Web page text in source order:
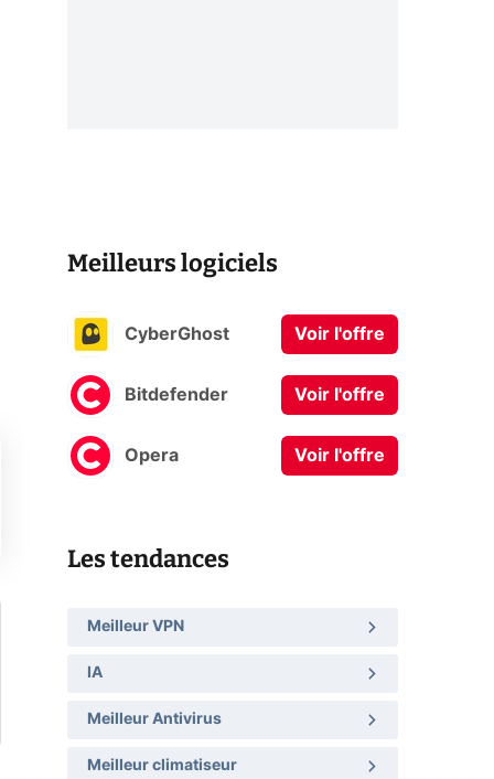
Meilleurs logiciels
CyberGhost Voir l'offre
Bitdefender Voir l'offre
Opera Voir l'offre
Les tendances
Meilleur VPN
IA
Meilleur Antivirus
Meilleur climatiseur